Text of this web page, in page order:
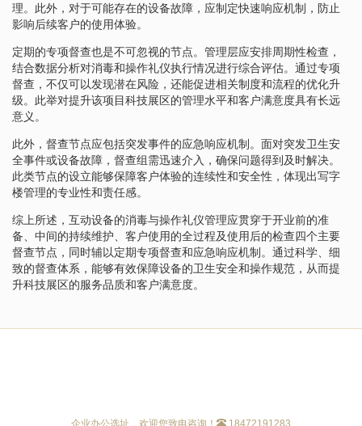
理。此外，对于可能存在的设备故障，应制定快速响应机制，防止
影响后续客户的使用体验。
定期的专项督查也是不可忽视的节点。管理层应安排周期性检查，
结合数据分析对消毒和操作礼仪执行情况进行综合评估。通过专项
督查，不仅可以发现潜在风险，还能促进相关制度和流程的优化升
级。此举对提升该项目科技展区的管理水平和客户满意度具有长远
意义。
此外，督查节点应包括突发事件的应急响应机制。面对突发卫生安
全事件或设备故障，督查组需迅速介入，确保问题得到及时解决。
此类节点的设立能够保障客户体验的连续性和安全性，体现出写字
楼管理的专业性和责任感。
综上所述，互动设备的消毒与操作礼仪管理应贯穿于开业前的准
备、中间的持续维护、客户使用的全过程及使用后的检查四个主要
督查节点，同时辅以定期专项督查和应急响应机制。通过科学、细
致的督查体系，能够有效保障设备的卫生安全和操作规范，从而提
升科技展区的服务品质和客户满意度。
企业办公选址，欢迎您致电咨询！ 18472191283